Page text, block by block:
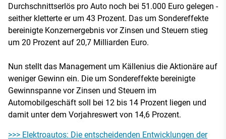
Durchschnittserlös pro Auto noch bei 51.000 Euro gelegen -
seither kletterte er um 43 Prozent. Das um Sondereffekte
bereinigte Konzernergebnis vor Zinsen und Steuern stieg
um 20 Prozent auf 20,7 Milliarden Euro.
Nun stellt das Management um Källenius die Aktionäre auf
weniger Gewinn ein. Die um Sondereffekte bereinigte
Gewinnspanne vor Zinsen und Steuern im
Automobilgeschäft soll bei 12 bis 14 Prozent liegen und
damit unter dem Vorjahreswert von 14,6 Prozent.
>>> Elektroautos: Die entscheidenden Entwicklungen der